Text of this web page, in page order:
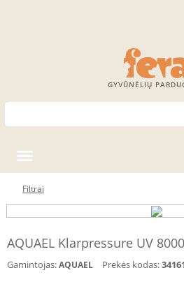
GYVŪNĖLIŲ
Filtrai
AQUAEL Klarpressure UV
Gamintojas:AQUAEL Prekės kodas: